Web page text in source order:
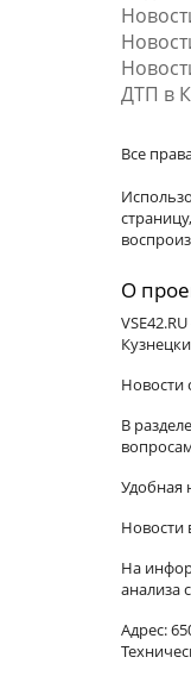
ДТП в
Все
О
Новости
В
Удобная
Новости
На
анализа
Адрес: